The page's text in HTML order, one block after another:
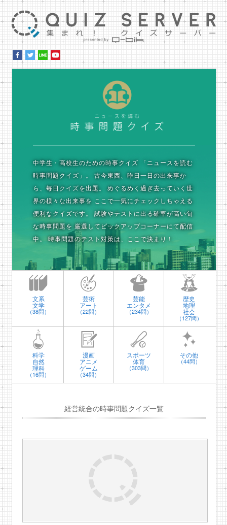
中学生・高校生のための時事クイズ 「ニュースを読む
時事問題クイズ」。
古今東西、昨日一日の出来事か
ら、毎日クイズを出題。
めぐるめく過ぎ去っていく世
界の様々な出来事を ここで一気にチェックしちゃえる
便利なクイズです。
試験やテストに出る確率が高い旬
な時事問題を 厳選してピックアップコーナーにて配信
中。
時事問題のテスト対策は、ここで決まり！
文系
文学
（38問）
芸術
アート
（22問）
芸能
エンタメ
（234問）
歴史
地理
社会
（127問）
科学
自然
理科
（16問）
漫画
アニメ
ゲーム
（34問）
スポーツ
体育
（303問）
その他
（44問）
経営統合の時事問題クイズ一覧